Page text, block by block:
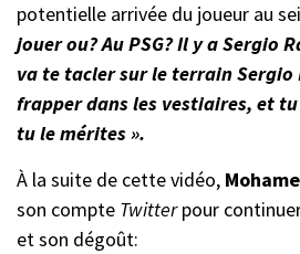
potentielle arrivée du joueur au
jouer ou? Au PSG? Il y a Sergio
va te tacler sur le terrain Sergio
frapper dans les vestiaires, et
tu le mérites ».
À la suite de cette vidéo,
son compte Twitterpour
et son dégoût: